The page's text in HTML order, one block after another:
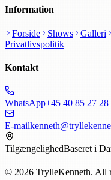
Information
Forside Shows Galleri
Privatlivspolitik
Kontakt
WhatsApp+45 40 85 27 28
E-mail
TilgængelighedBaseret i
© 2026 TrylleKenneth. All